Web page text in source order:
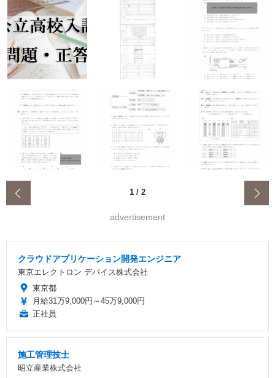
1 / 2
advertisement
クラウドアプリケーション開発エンジニア
東京エレクトロン デバイス株式会社
東京都
月給31万9,000円～45万9,000円
正社員
施工管理技士
昭立産業株式会社